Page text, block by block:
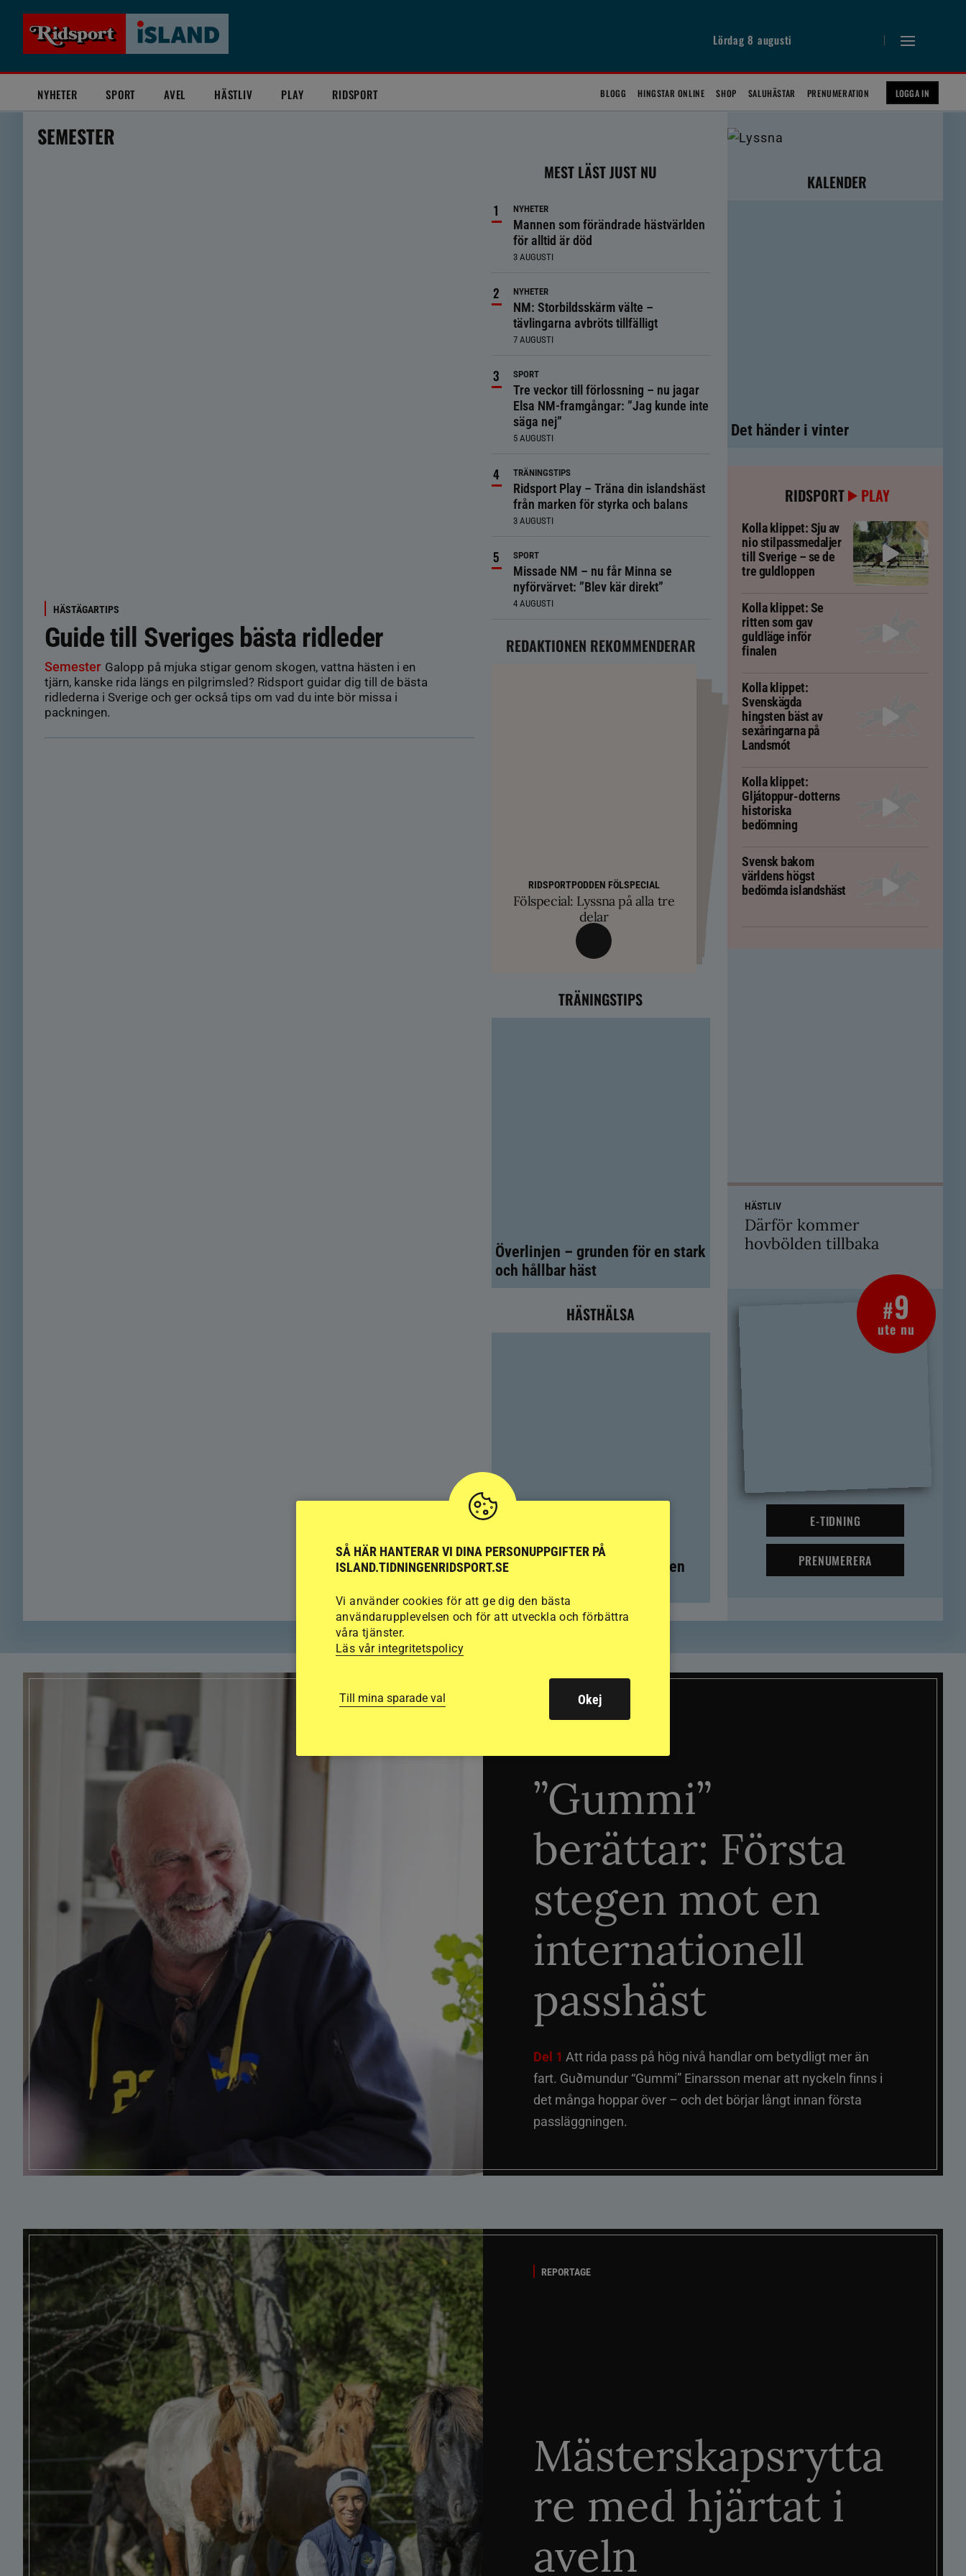
Lördag 8 augusti
NYHETER SPORT AVEL HÄSTLIV PLAY RIDSPORT BLOGG HINGSTAR ONLINE SHOP SALUHÄSTAR PRENUMERATION LOGGA IN
SEMESTER
HÄSTÄGARTIPS
Guide till Sveriges bästa ridleder
Semester Galopp på mjuka stigar genom skogen, vattna hästen i en
tjärn, kanske rida längs en pilgrimsled? Ridsport guidar dig till de bästa
ridlederna i Sverige och ger också tips om vad du inte bör missa i
packningen.
MEST LÄST JUST NU
NYHETER
Mannen som förändrade hästvärlden
för alltid är död
3 AUGUSTI
NYHETER
NM: Storbildsskärm välte –
tävlingarna avbröts tillfälligt
7 AUGUSTI
SPORT
Tre veckor till förlossning – nu jagar
Elsa NM-framgångar: ”Jag kunde inte
säga nej”
5 AUGUSTI
TRÄNINGSTIPS
Ridsport Play – Träna din islandshäst
från marken för styrka och balans
3 AUGUSTI
SPORT
Missade NM – nu får Minna se
nyförvärvet: ”Blev kär direkt”
4 AUGUSTI
REDAKTIONEN REKOMMENDERAR
RIDSPORTPODDEN FÖLSPECIAL
Fölspecial: Lyssna på alla tre
delar
TRÄNINGSTIPS
Balans och lösgjordhet krävs för att
övervinna travtakt i tölten
Färre hältor vid lösdrift – men kan
ge nya problem
SM-finalist till Tyskland och
exklusiva betäckningar
TRÄNINGSTIPS
Överlinjen – grunden för en stark
och hållbar häst
HÄSTHÄLSA
Färre hältor vid lösdrift – men
KALENDER
Det händer i vinter
RIDSPORT PLAY
Kolla klippet: Sju av
nio stilpassmedaljer
till Sverige – se de
tre guldloppen
Kolla klippet: Se
ritten som gav
guldläge inför
finalen
Kolla klippet:
Svenskägda
hingsten bäst av
sexåringarna på
Landsmót
Kolla klippet:
Gljátoppur-dotterns
historiska
bedömning
Svensk bakom
världens högst
bedömda islandshäst
HÄSTLIV
Därför kommer
hovbölden tillbaka
#9
ute nu
E-TIDNING
PRENUMERERA
TRÄNINGSTIPS
”Gummi”
berättar: Första
stegen mot en
internationell
passhäst
Del 1 Att rida pass på hög nivå handlar om betydligt mer än
fart. Guðmundur “Gummi” Einarsson menar att nyckeln finns i
det många hoppar över – och det börjar långt innan första
passläggningen.
REPORTAGE
Mästerskapsrytta
re med hjärtat i
aveln
SÅ HÄR HANTERAR VI DINA PERSONUPPGIFTER PÅ
ISLAND.TIDNINGENRIDSPORT.SE
Vi använder cookies för att ge dig den bästa
användarupplevelsen och för att utveckla och förbättra
våra tjänster.
Läs vår integritetspolicy
Till mina sparade val Okej